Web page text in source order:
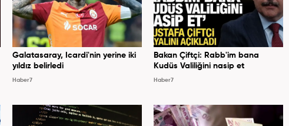
Galatasaray, Icardi'nin yerine iki
yıldız belirledi
Haber7
Bakan Çiftçi: Rabb'im bana
Kudüs Valiliğini nasip et
Haber7